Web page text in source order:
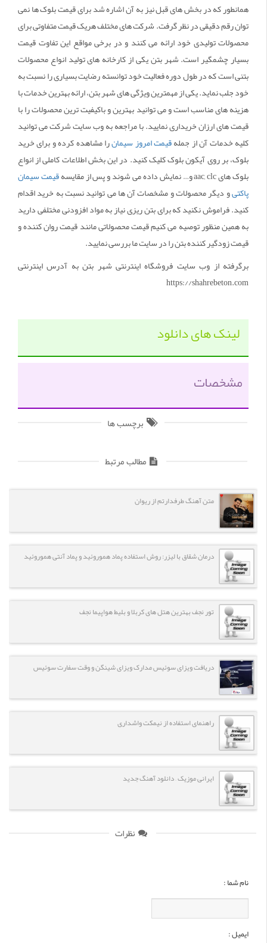
همانطور که در بخش های قبل نیز به آن اشاره شد برای قیمت بلوک ها نمی
توان رقم دقیقی در نظر گرفت. شرکت های مختلف هریک قیمت متفاوتی برای
محصولات تولیدی خود ارائه می کنند و در برخی مواقع این تفاوت قیمت
بسیار چشمگیر است. شهر بتن یکی از کارخانه های تولید انواع محصولات
بتنی است که در طول دوره فعالیت خود توانسته رضایت بسیاری را نسبت به
خود جلب نماید. یکی از مهمترین ویژگی های شهر بتن، ارائه بهترین خدمات با
هزینه های مناسب است و می توانید بهترین و باکیفیت ترین محصولات را با
قیمت های ارزان خریداری نمایید. با مراجعه به وب سایت شرکت می توانید
کلیه خدمات آن از جملهقیمت امروز سیمانرا مشاهده کرده و برای خرید
بلوک، بر روی آیکون بلوک کلیک کنید. در این بخش اطلاعات کاملی از انواع
بلوک های aac, clc و… نمایش داده می شوند و پس از مقایسه
قیمت سیمان
پاکتیو دیگر محصولات و مشخصات آن ها می توانید نسبت به خرید اقدام
کنید. فراموش نکنید که برای بتن ریزی نیاز به مواد افزودنی مختلفی دارید
به همین منظور توصیه می کنیم قیمت محصولاتی مانند قیمت روان کننده و
قیمت زودگیر کننده بتن را در سایت ما بررسی نمایید.
برگرفته از وب سایت فروشگاه اینترنتی شهر بتن به آدرس اینترنتی
https://shahrebeton.com
لینک های دانلود
مشخصات
برچسب ها
مطالب مرتبط
متن آهنگ طرفدارتم از ریوان
درمان شقاق با لیزر: روش استفاده پماد هموروئید و پماد آنتی هموروئید
تور نجف بهترین هتل های کربلا و بلیط هواپیما نجف
دریافت ویزای سوئیس مدارک ویزای شینگن و وقت سفارت سوئیس
راهنمای استفاده از نیمکت واشداری
ایرانی موزیک – دانلود آهنگ جدید
نظرات
نام شما :
ایمیل :